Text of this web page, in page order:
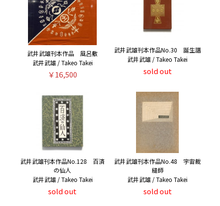
武井武雄刊本作品 風呂敷
武井武雄 / Takeo Takei
￥16,500
武井武雄刊本作品No.30 誕生譜
武井武雄 / Takeo Takei
sold out
武井武雄刊本作品No.128 百済
の仙人
武井武雄 / Takeo Takei
sold out
武井武雄刊本作品No.48 宇宙裁
縫師
武井武雄 / Takeo Takei
sold out